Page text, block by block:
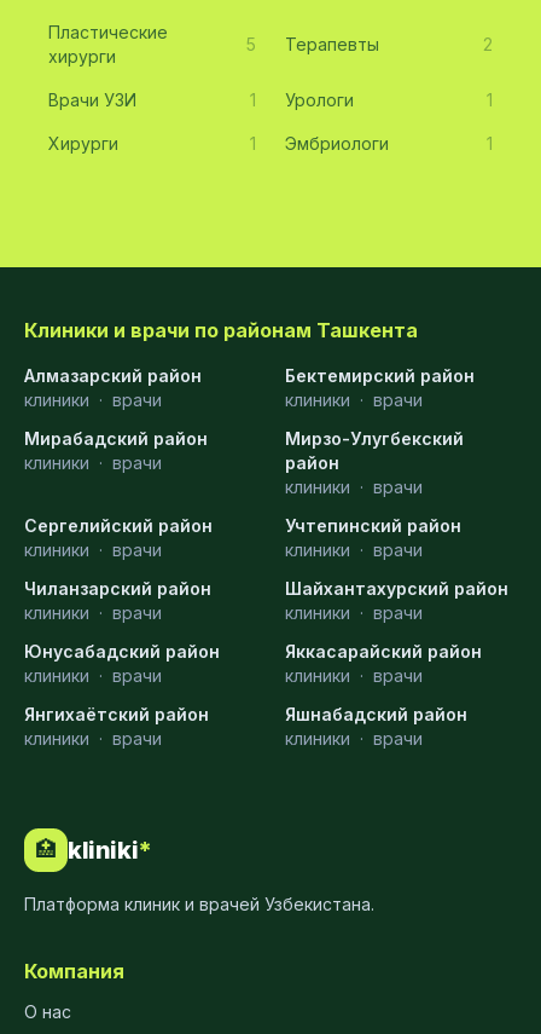
Пластические
хирурги
5 Терапевты 2
Врачи УЗИ 1 Урологи 1
Хирурги 1 Эмбриологи 1
Клиники и врачи по районам Ташкента
Алмазарский район
клиники · врачи
Бектемирский район
клиники · врачи
Мирабадский район
клиники · врачи
Мирзо-Улугбекский
район
клиники · врачи
Сергелийский район
клиники · врачи
Учтепинский район
клиники · врачи
Чиланзарский район
клиники · врачи
Шайхантахурский район
клиники · врачи
Юнусабадский район
клиники · врачи
Яккасарайский район
клиники · врачи
Янгихаётский район
клиники · врачи
Яшнабадский район
клиники · врачи
🏥 kliniki*
Платформа клиник и врачей Узбекистана.
Компания
О нас